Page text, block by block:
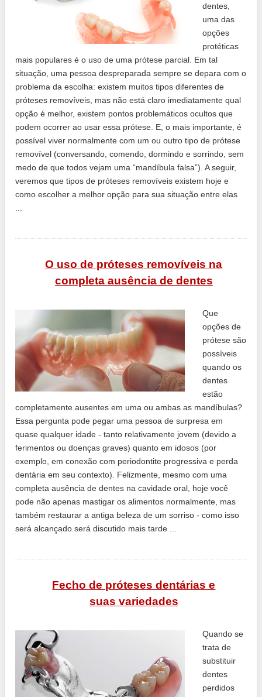
dentes,
uma das
opções
protéticas
mais populares é o uso de uma prótese parcial. Em tal
situação, uma pessoa despreparada sempre se depara com o
problema da escolha: existem muitos tipos diferentes de
próteses removíveis, mas não está claro imediatamente qual
opção é melhor, existem pontos problemáticos ocultos que
podem ocorrer ao usar essa prótese. E, o mais importante, é
possível viver normalmente com um ou outro tipo de prótese
removível (conversando, comendo, dormindo e sorrindo, sem
medo de que todos vejam uma “mandíbula falsa”). A seguir,
veremos que tipos de próteses removíveis existem hoje e
como escolher a melhor opção para sua situação entre elas
O uso de próteses removíveis na
completa ausência de dentes
Que
opções de
prótese são
possíveis
quando os
dentes
estão
completamente ausentes em uma ou ambas as mandíbulas?
Essa pergunta pode pegar uma pessoa de surpresa em
quase qualquer idade - tanto relativamente jovem (devido a
ferimentos ou doenças graves) quanto em idosos (por
exemplo, em conexão com periodontite progressiva e perda
dentária em seu contexto). Felizmente, mesmo com uma
completa ausência de dentes na cavidade oral, hoje você
pode não apenas mastigar os alimentos normalmente, mas
também restaurar a antiga beleza de um sorriso - como isso
será alcançado será discutido mais tarde ...
Fecho de próteses dentárias e
suas variedades
Quando se
trata de
substituir
dentes
perdidos